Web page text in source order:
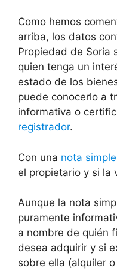
Como hemos
arriba, los datos
Propiedad de Soria
quien tenga un
estado de los
puede conocerlo a
informativa o
registrador.
Con una nota simple
el propietario y si la
Aunque la nota
puramente
a nombre de quién
desea adquirir y si
sobre ella (alquiler